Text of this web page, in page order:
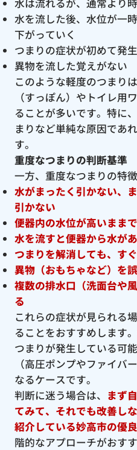
水を流した後、水位が一
下がっていく
つまりの症状が初めて発
異物を流した覚えがない
このような軽度のつまり
（すっぽん）やトイレ用
ることが多いです。特に
まりなど単純な原因であ
す。
重度なつまりの判断基準
一方、重度なつまりの特
水がまったく引かない、
引かない
便器内の水位が高いまま
水を流すと便器から水が
つまりを解消しても、す
異物（おもちゃなど）を
複数の排水口（洗面台や
る
これらの症状が見られる
ることをおすすめします
つまりが発生している可
（高圧ポンプやファイバ
なるケースです。
判断に迷う場合は、 まず
てみて、それでも改善し
紹介している妙高市の優良
階的なアプローチがおすす